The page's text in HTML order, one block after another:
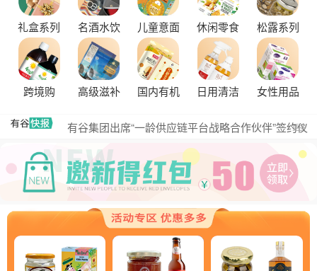
礼盒系列 名酒水饮 儿童意面 休闲零食 松露系列
跨境购 高级滋补 国内有机 日用清洁 女性用品
更多
有谷集团出席“一龄供应链平台战略合作伙伴”签约仪
式，共筑大健康产业有机生态新未来
有谷健康商城 | PIKOBELLO趣味农场儿童意面：德国
匠心打造的无盐健康新主张
有谷健康 | PIKOBELLO牌儿童意面：健康与美味的完
美结合
探寻黑钻奥秘：有谷健康与塞尔维亚黑松露的完美邂
逅
探秘塞尔维亚黑松露：舌尖上的黑钻石
品味卓越，OE 中欧有机双认证红酒的独特魅力
品味拉克索威斯威士忌，邂逅独特酒韵
舌尖上的塞尔维亚黑松露，你了解多少？
探秘塞尔维亚松露的独特魅力
黑松露的热量是多少？